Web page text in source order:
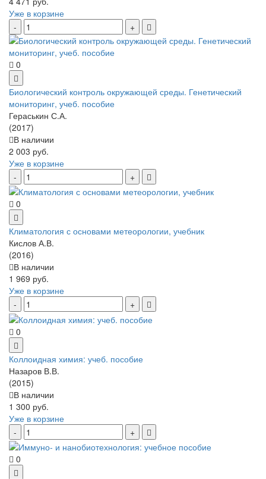
Уже в корзине
0
Биологический контроль окружающей среды. Генетический
мониторинг, учеб. пособие
Гераськин С.А.
(2017)
В наличии
2 003 руб.
Уже в корзине
0
Климатология с основами метеорологии, учебник
Кислов А.В.
(2016)
В наличии
1 969 руб.
Уже в корзине
0
Коллоидная химия: учеб. пособие
Назаров В.В.
(2015)
В наличии
1 300 руб.
Уже в корзине
0